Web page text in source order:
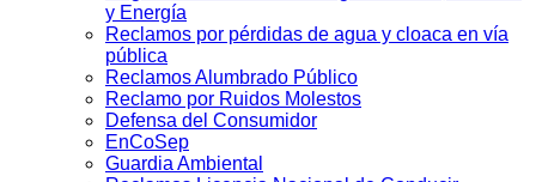
y Energía
Reclamos por pérdidas de agua y cloaca en vía
pública
Reclamos Alumbrado Público
Reclamo por Ruidos Molestos
Defensa del Consumidor
EnCoSep
Guardia Ambiental